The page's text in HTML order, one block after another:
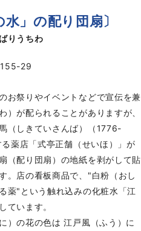
水」の配り団扇〕
りうちわ
29
お祭りやイベントなどで宣伝を兼
）が配られることがありますが、
（しきていさんば）（1776-
薬店「式亭正舗（せいほ）」が
（配り団扇）の地紙を剥がして貼
。店の看板商品で、"白粉（おし
薬"という触れ込みの化粧水「江
ています。
）の花の色は 江戸風（ふう）に